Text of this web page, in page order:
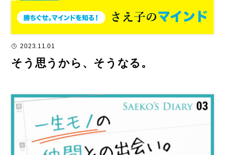
2023.11.01
そう思うから、そうなる。